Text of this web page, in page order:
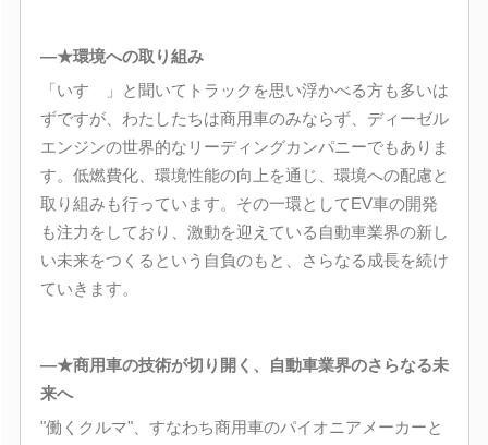
―★環境への取り組み
「いすゞ」と聞いてトラックを思い浮かべる方も多いは
ずですが、わたしたちは商用車のみならず、ディーゼル
エンジンの世界的なリーディングカンパニーでもありま
す。低燃費化、環境性能の向上を通じ、環境への配慮と
取り組みも行っています。その一環としてEV車の開発
も注力をしており、激動を迎えている自動車業界の新し
い未来をつくるという自負のもと、さらなる成長を続け
ていきます。
―★商用車の技術が切り開く、自動車業界のさらなる未
来へ
"働くクルマ"、すなわち商用車のパイオニアメーカーと